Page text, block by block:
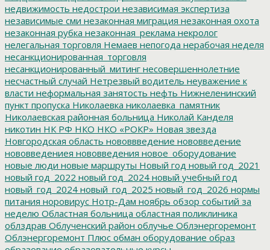
недвижимость недострои независимая экспертиза
независимые сми незаконная миграция незаконная охота
незаконная рубка незаконная_реклама некролог
нелегальная торговля Немаев непогода нерабочая неделя
несанкционированная_торговля
несанкционированный_митинг несовершеннолетние
несчастный случай Нетрезвый водитель неуважение к
власти неформальная занятость нефть Нижнеленинский
пункт пропуска Николаевка николаевка_памятник
Николаевская районная больница Николай Канделя
никотин НК РФ НКО НКО «РОКР» Новая звезда
Новгородская область нововвведение нововведение
нововведениея нововведения новое_оборудование
новые люди новые маршруты Новый год новый год_2021
новый год_2022 новый год_2024 новый учебный год
новый_год_2024 новый_год_2025 новый_год_2026 нормы
питания норовирус Нотр-Дам ноябрь обзор событий за
неделю Областная больница областная поликлиника
облздрав Облученский район облучье Облэнергоремонт
Облэнергоремонт Плюс обман оборудование образ